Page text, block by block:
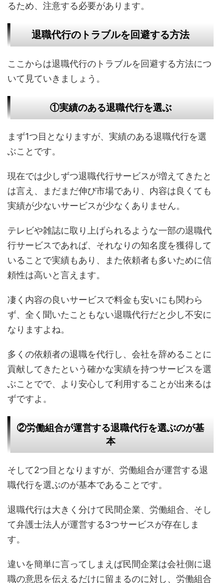
るため、注意する必要があります。
退職代行のトラブルを回避する方法
ここからは退職代行のトラブルを回避する方法につ
いて見ていきましょう。
①実績のある退職代行を選ぶ
まず1つ目となりますが、実績のある退職代行を選
ぶことです。
現在では少しずつ退職代行サービスが増えてきたと
は言え、まだまだ伸び市場であり、内容は良くても
実績が少ないサービスが少なくありません。
テレビや雑誌に取り上げられるような一部の退職代
行サービスであれば、それなりの知名度を獲得して
いることで実績もあり、また依頼者も多いために信
頼性は高いと言えます。
凄く内容の良いサービスで料金も安いにも関わら
ず、全く聞いたこともない退職代行だと少し不安に
なりますよね。
多くの依頼者の退職を代行し、会社を辞めることに
貢献してきたという確かな実績を持つサービスを選
ぶことでで、より安心して利用することが出来るは
ずですよ。
②労働組合が運営する退職代行を選ぶのが基
本
そして2つ目となりますが、労働組合が運営する退
職代行を選ぶのが基本であることです。
退職代行は大きく分けて民間企業、労働組合、そし
て弁護士法人が運営する3つサービスが存在しま
す。
違いを簡単に言ってしまえば民間企業は会社側に退
職の意思を伝えるだけに留まるのに対し、労働組合